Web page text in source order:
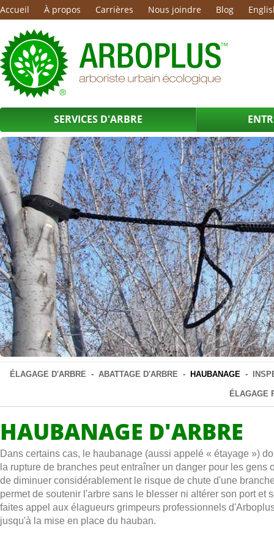
Accueil À propos Carrières Nous joindre Blog
SERVICES D'ARBRE
ÉLAGAGE D'ARBRE - ABATTAGE D'ARBRE - HAUBANAGE -
ÉLAGAGE
HAUBANAGE D'ARBRE
Dans certains cas, le haubanage (aussi appelé « étayage »)
la rupture de branches peut entraîner un danger pour les
de diminuer considérablement le risque de chute d'une
permet de soutenir l'arbre sans le blesser ni altérer son port
faites appel aux élagueurs grimpeurs professionnels
jusqu'à la mise en place du hauban.